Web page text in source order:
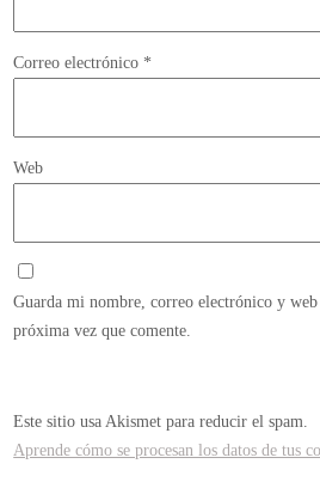
Correo electrónico *
Web
Guarda mi nombre, correo electrónico y web
próxima vez que comente.
Este sitio usa Akismet para reducir el spam.
Aprende cómo se procesan los datos de tus